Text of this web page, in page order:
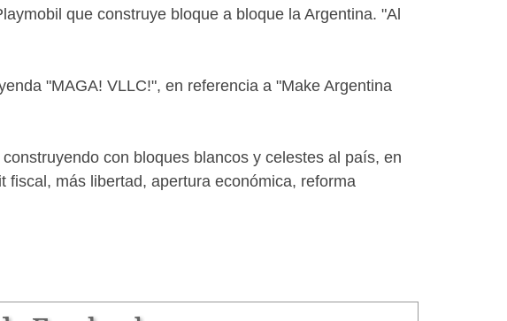
que construye bloque a bloque la Argentina. "Al
"MAGA! VLLC!", en referencia a "Make Argentina
con bloques blancos y celestes al país, en
más libertad, apertura económica, reforma